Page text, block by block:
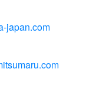
japan.com